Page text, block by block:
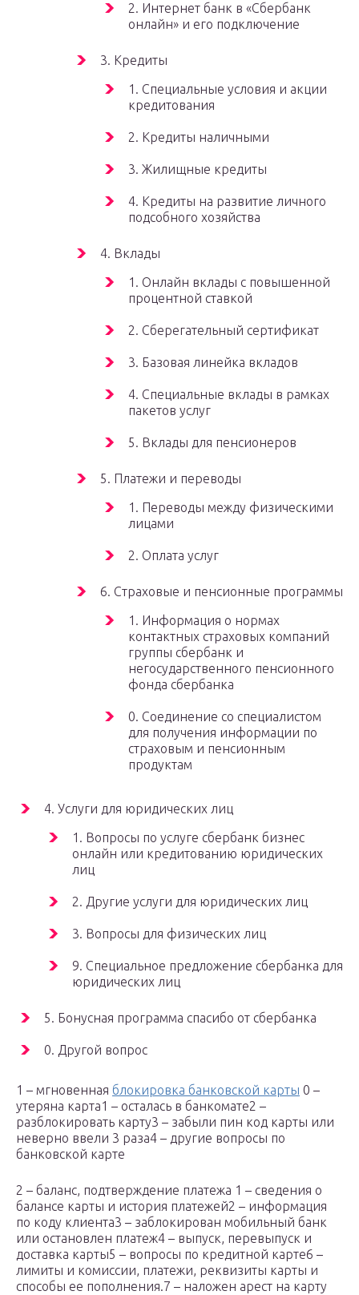
2. Интернет банк в «Сбербанк
онлайн» и его подключение
3. Кредиты
1. Специальные условия и акции
кредитования
2. Кредиты наличными
3. Жилищные кредиты
4. Кредиты на развитие личного
подсобного хозяйства
4. Вклады
1. Онлайн вклады с повышенной
процентной ставкой
2. Сберегательный сертификат
3. Базовая линейка вкладов
4. Специальные вклады в рамках
пакетов услуг
5. Вклады для пенсионеров
5. Платежи и переводы
1. Переводы между физическими
лицами
2. Оплата услуг
6. Страховые и пенсионные программы
1. Информация о нормах
контактных страховых компаний
группы сбербанк и
негосударственного пенсионного
фонда сбербанка
0. Соединение со специалистом
для получения информации по
страховым и пенсионным
продуктам
4. Услуги для юридических лиц
1. Вопросы по услуге сбербанк бизнес
онлайн или кредитованию юридических
лиц
2. Другие услуги для юридических лиц
3. Вопросы для физических лиц
9. Специальное предложение сбербанка для
юридических лиц
5. Бонусная программа спасибо от сбербанка
0. Другой вопрос
1 – мгновенная блокировка банковской карты 0 –
утеряна карта1 – осталась в банкомате2 –
разблокировать карту3 – забыли пин код карты или
неверно ввели 3 раза4 – другие вопросы по
банковской карте
2 – баланс, подтверждение платежа 1 – сведения о
балансе карты и история платежей2 – информация
по коду клиента3 – заблокирован мобильный банк
или остановлен платеж4 – выпуск, перевыпуск и
доставка карты5 – вопросы по кредитной карте6 –
лимиты и комиссии, платежи, реквизиты карты и
способы ее пополнения.7 – наложен арест на карту